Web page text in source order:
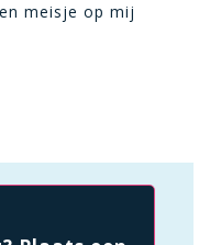
meisje op mij